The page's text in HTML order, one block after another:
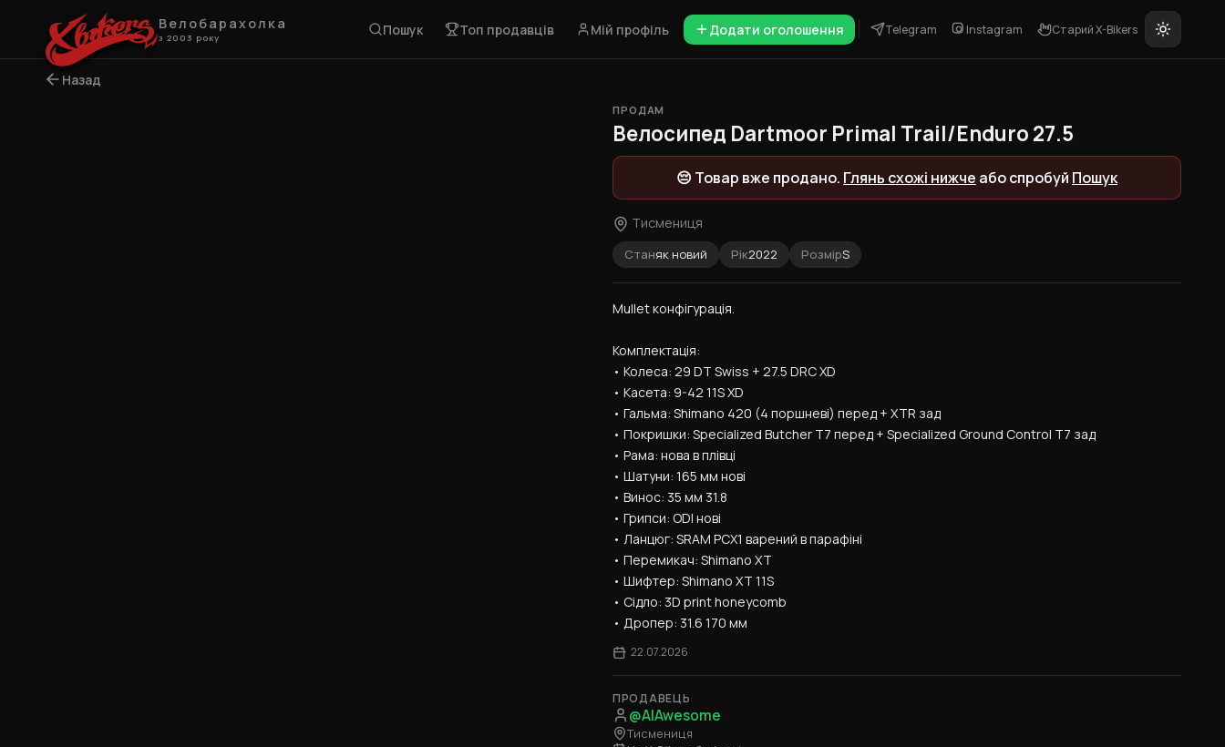
Велобарахолка
з 2003 року Пошук Топ продавців Мій профіль Додати оголошення Telegram Instagram Старий X-Bikers
Назад
ПРОДАМ
Велосипед Dartmoor Primal Trail/Enduro 27.5
😔 Товар вже продано. Глянь схожі нижче або спробуй Пошук
Тисмениця
Станяк новий Рік2022 РозмірS
Mullet конфігурація.
Комплектація:
• Колеса: 29 DT Swiss + 27.5 DRC XD
• Касета: 9-42 11S XD
• Гальма: Shimano 420 (4 поршневі) перед + XTR зад
• Покришки: Specialized Butcher T7 перед + Specialized Ground Control T7 зад
• Рама: нова в плівці
• Шатуни: 165 мм нові
• Винос: 35 мм 31.8
• Грипси: ODI нові
• Ланцюг: SRAM PCX1 варений в парафіні
• Перемикач: Shimano XT
• Шифтер: Shimano XT 11S
• Сідло: 3D print honeycomb
• Дропер: 31.6 170 мм
22.07.2026
ПРОДАВЕЦЬ
@AlAwesome
Тисмениця